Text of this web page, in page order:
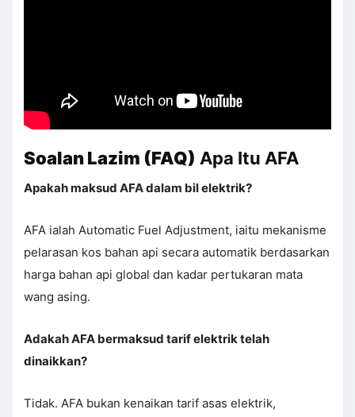
Soalan Lazim (FAQ) Apa Itu AFA
Apakah maksud AFA dalam bil elektrik?
AFA ialah Automatic Fuel Adjustment, iaitu mekanisme
pelarasan kos bahan api secara automatik berdasarkan
harga bahan api global dan kadar pertukaran mata
wang asing.
Adakah AFA bermaksud tarif elektrik telah
dinaikkan?
Tidak. AFA bukan kenaikan tarif asas elektrik,